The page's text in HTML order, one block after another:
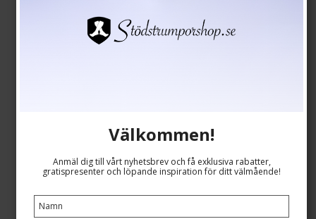
SupCare Korta Stödstrumpor Bomull, Sabbia med
Öko-tex cotton
21-3050-1
Välkommen!
Anmäl dig till vårt nyhetsbrev och få exklusiva rabatter,
gratispresenter och löpande inspiration för ditt välmående!